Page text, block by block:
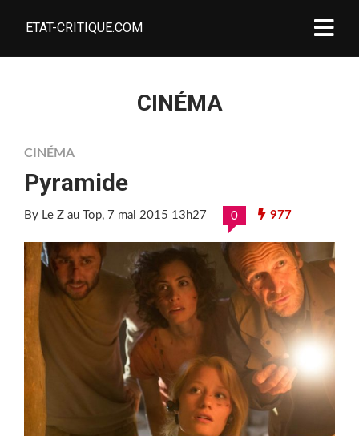
ETAT-CRITIQUE.COM
CINÉMA
CINÉMA
Pyramide
By Le Z au Top, 7 mai 2015 13h27 0 977